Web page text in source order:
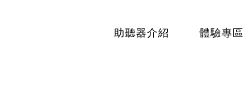
助聽器介紹 體驗專區